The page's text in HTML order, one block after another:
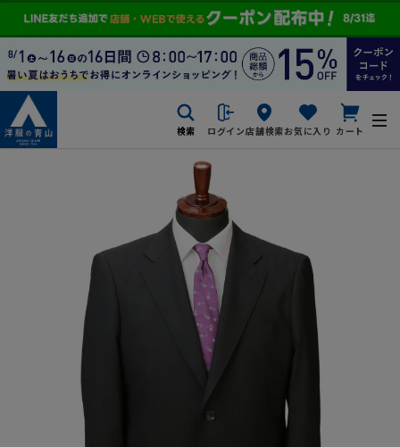
検索 ログイン店舗検索お気に入り カート